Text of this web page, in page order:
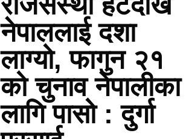
नेपाललाई दशा
लाग्यो, फागुन २१
को चुनाव नेपालीका
लागि पासो : दुर्गा